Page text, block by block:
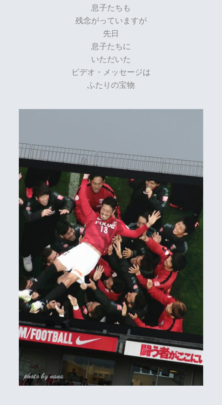
息子たちも
残念がっていますが
先日
息子たちに
いただいた
ビデオ・メッセージは
ふたりの宝物